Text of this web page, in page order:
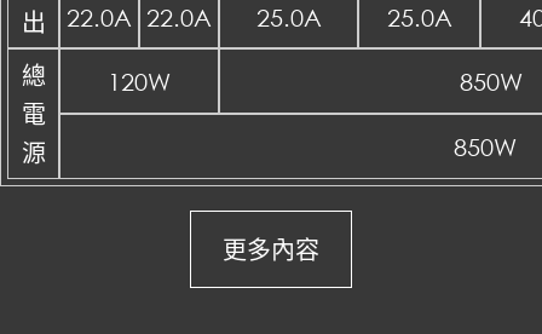
出
22.0A 22.0A 25.0A 25.0A
總
電
源
120W 850W
850W
更多內容